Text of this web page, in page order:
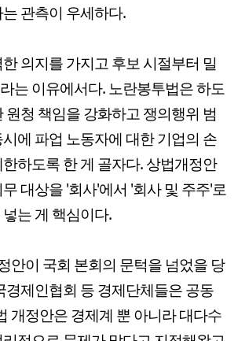
관측이 우세하다.
의지를 가지고 후보 시절부터 밀
는 이유에서다. 노란봉투법은 하도
원청 책임을 강화하고 쟁의행위 범
에 파업 노동자에 대한 기업의 손
하도록 한 게 골자다. 상법개정안
대상을 '회사'에서 '회사 및 주주'로
는 게 핵심이다.
안이 국회 본회의 문턱을 넘었을 당
경제인협회 등 경제단체들은 공동
개정안은 경제계 뿐 아니라 대다수